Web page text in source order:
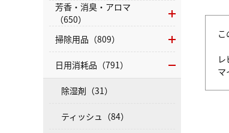
こ
マ
芳香・消臭・アロマ
（650）
掃除用品（809）
日用消耗品（791）
除湿剤（31）
ティッシュ（84）